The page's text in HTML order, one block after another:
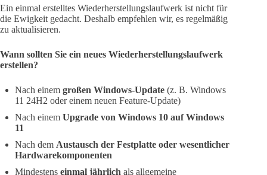
Ein einmal erstelltes Wiederherstellungslaufwerk ist nicht für
die Ewigkeit gedacht. Deshalb empfehlen wir, es regelmäßig
zu aktualisieren.
Wann sollten Sie ein neues Wiederherstellungslaufwerk
erstellen?
Nach einem großen Windows-Update (z. B. Windows
11 24H2 oder einem neuen Feature-Update)
Nach einem Upgrade von Windows 10 auf Windows
11
Nach dem Austausch der Festplatte oder wesentlicher
Hardwarekomponenten
Mindestens einmal jährlich als allgemeine